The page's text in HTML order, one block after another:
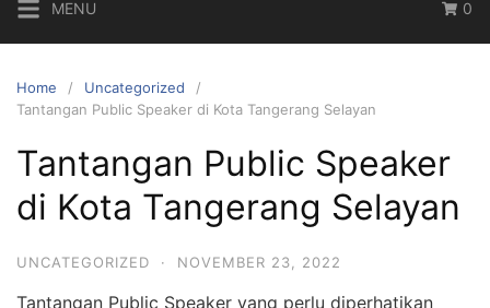
MENU 0
Home
Uncategorized
Tantangan Public Speaker di Kota Tangerang Selayan
Tantangan Public Speaker
di Kota Tangerang Selayan
UNCATEGORIZED · NOVEMBER 23, 2022
Tantangan Public Speaker yang perlu diperhatikan